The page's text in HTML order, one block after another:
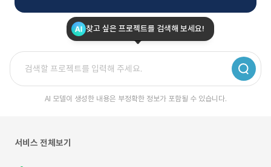
찾고 싶은 프로젝트를 검색해 보세요!
AI 모델이 생성한 내용은 부정확한 정보가 포함될 수 있습니다.
서비스 전체보기